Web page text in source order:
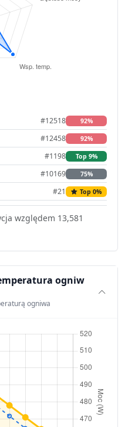
#12518 92%
#12458 92%
#1198 Top 9%
#10169 75%
#21 Top 0%
względem 13,581
ogniw
ogniwa